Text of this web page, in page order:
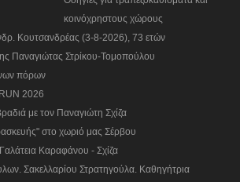
κοινόχρηστους χώρους
Κουτσανδρέας (3-8-2026), 73 ετών
Παναγιώτας Στρίκου-Τομοπούλου
πόρων
2026
με τον Παναγιώτη Σχίζα
στο χωριό μας Σέρβου
Καραφάνου - Σχίζα
Σακελλαρίου Στρατηγούλα. Καθηγήτρια